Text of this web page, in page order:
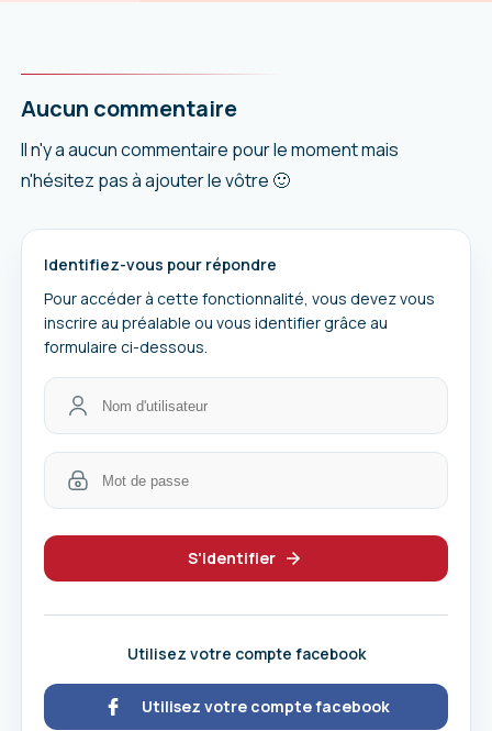
Aucun commentaire
Il n'y a aucun commentaire pour le moment mais
n'hésitez pas à ajouter le vôtre 🙂
Identifiez-vous pour répondre
Pour accéder à cette fonctionnalité, vous devez vous
inscrire au préalable ou vous identifier grâce au
formulaire ci-dessous.
S'identifier
Utilisez votre compte facebook
Utilisez votre compte facebook